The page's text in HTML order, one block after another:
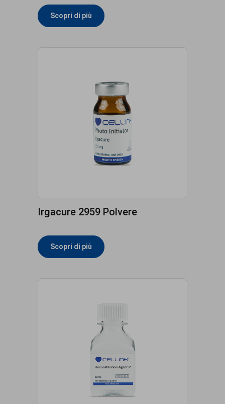
Scopri di più
Irgacure 2959 Polvere
Scopri di più